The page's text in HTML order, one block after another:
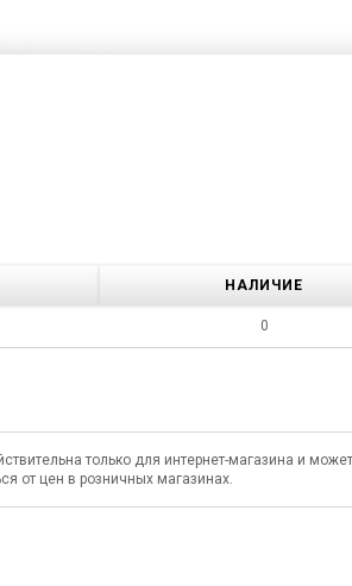
НАЛИЧИЕ
0
только для интернет-магазина и может
от цен в розничных магазинах.